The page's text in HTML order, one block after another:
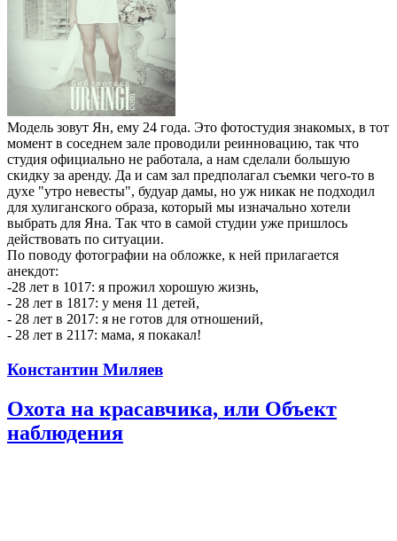
Модель зовут Ян, ему 24 года. Это фотостудия знакомых, в тот
момент в соседнем зале проводили реинновацию, так что
студия официально не работала, а нам сделали большую
скидку за аренду. Да и сам зал предполагал съемки чего-то в
духе "утро невесты", будуар дамы, но уж никак не подходил
для хулиганского образа, который мы изначально хотели
выбрать для Яна. Так что в самой студии уже пришлось
действовать по ситуации.
По поводу фотографии на обложке, к ней прилагается
анекдот:
-28 лет в 1017: я прожил хорошую жизнь,
- 28 лет в 1817: у меня 11 детей,
- 28 лет в 2017: я не готов для отношений,
- 28 лет в 2117: мама, я покакал!
Константин Миляев
Охота на красавчика, или Объект
наблюдения